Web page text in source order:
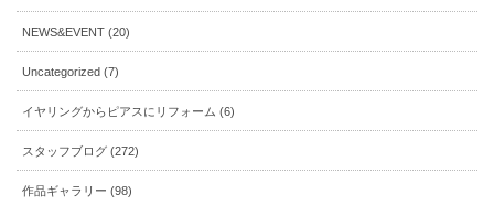
NEWS&EVENT (20)
Uncategorized (7)
イヤリングからピアスにリフォーム (6)
スタッフブログ (272)
作品ギャラリー (98)